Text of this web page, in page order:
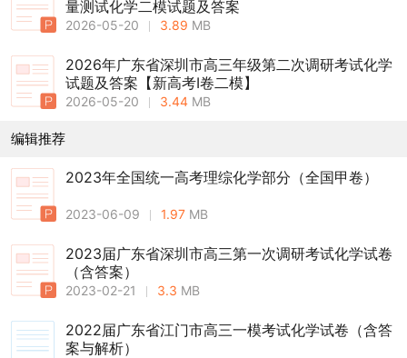
量测试化学二模试题及答案
2026-05-20 3.89 MB
2026年广东省深圳市高三年级第二次调研考试化学
试题及答案【新高考Ⅰ卷二模】
2026-05-20 3.44 MB
编辑推荐
2023年全国统一高考理综化学部分（全国甲卷）
2023-06-09 1.97 MB
2023届广东省深圳市高三第一次调研考试化学试卷
（含答案）
2023-02-21 3.3 MB
2022届广东省江门市高三一模考试化学试卷（含答
案与解析）